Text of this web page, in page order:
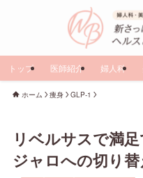
トップ 医師紹介 婦人科
ホーム 痩身 GLP-1
リベルサスで満
ジャロへの切り